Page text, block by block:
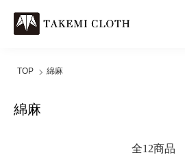
TOP 綿麻
綿麻
全12商品